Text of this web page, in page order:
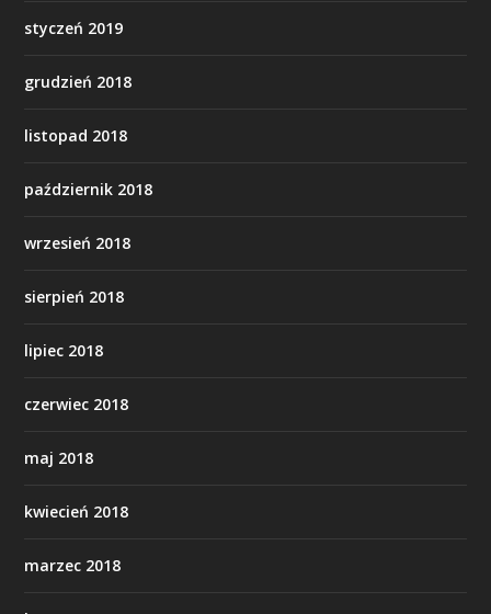
styczeń 2019
grudzień 2018
listopad 2018
październik 2018
wrzesień 2018
sierpień 2018
lipiec 2018
czerwiec 2018
maj 2018
kwiecień 2018
marzec 2018